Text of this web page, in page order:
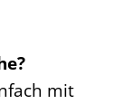
mit